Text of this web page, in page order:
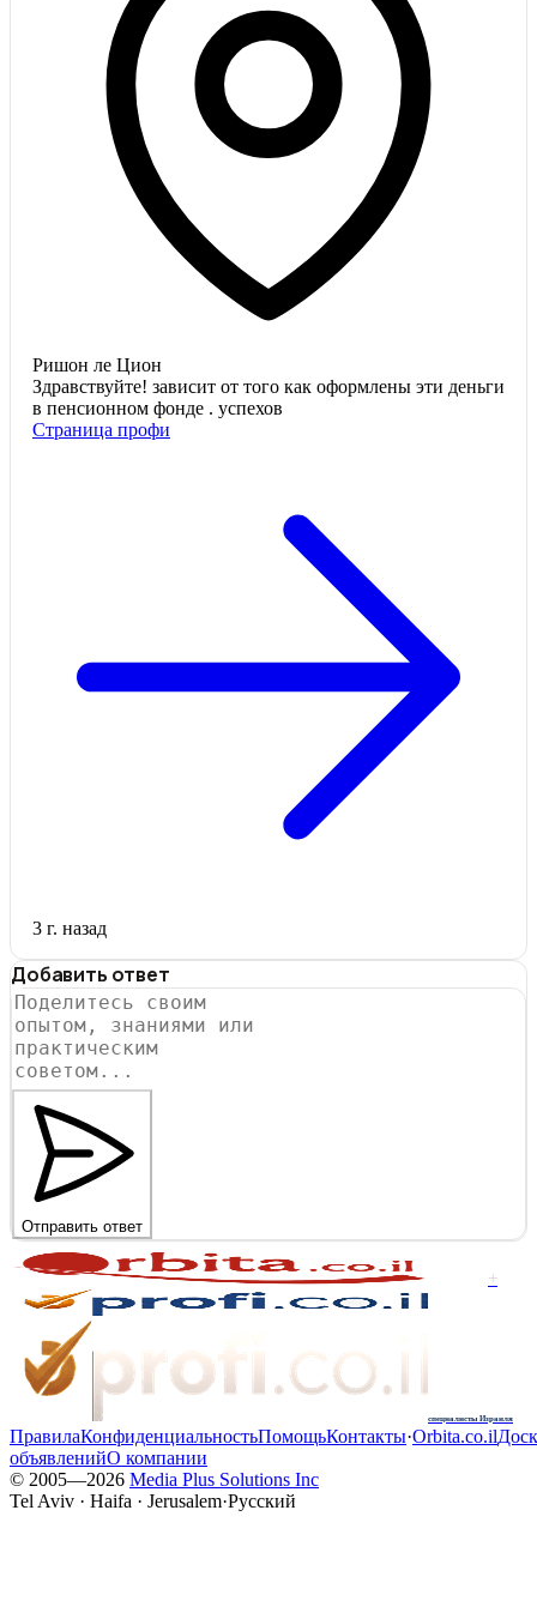
Ришон ле Цион
Здравствуйте! зависит от того как оформлены эти деньги
в пенсионном фонде . успехов
Страница профи
3 г. назад
Добавить ответ
Отправить ответ
+
специалисты Израиля
ПравилаКонфиденциальностьПомощьКонтакты·Orbita.co.il
объявленийО компании
© 2005—2026 Media Plus Solutions Inc
Tel Aviv · Haifa · Jerusalem·Русский